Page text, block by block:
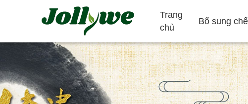
Trang
chủ
Bổ sung